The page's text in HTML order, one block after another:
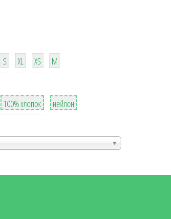
42 42
S
42
XL XS
М
36
100% хлопок
2
нейлон